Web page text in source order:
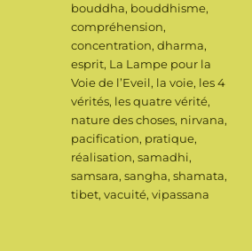
bouddha, bouddhisme,
compréhension,
concentration,dharma,
esprit, La Lampe pour la
Voie de l’Eveil, la voie, les 4
vérités, les quatre vérité,
nature des choses, nirvana,
pacification, pratique,
réalisation,samadhi,
samsara,sangha,shamata,
tibet,vacuité,vipassana